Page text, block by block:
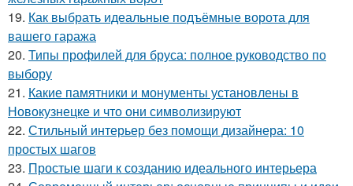
19. Как выбрать идеальные подъёмные ворота для
вашего гаража
20. Типы профилей для бруса: полное руководство по
выбору
21. Какие памятники и монументы установлены в
Новокузнецке и что они символизируют
22. Стильный интерьер без помощи дизайнера: 10
простых шагов
23. Простые шаги к созданию идеального интерьера